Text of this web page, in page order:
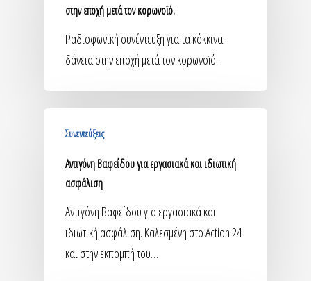
στην εποχή μετά τον κορωνοϊό.
Ραδιοφωνική συνέντευξη για τα κόκκινα
δάνεια στην εποχή μετά τον κορωνοϊό.
Συνεντεύξεις
Αντιγόνη Βαφείδου για εργασιακά και ιδιωτική
ασφάλιση
Αντιγόνη Βαφείδου για εργασιακά και
ιδιωτική ασφάλιση. Καλεσμένη στο Action 24
και στην εκπομπή του…